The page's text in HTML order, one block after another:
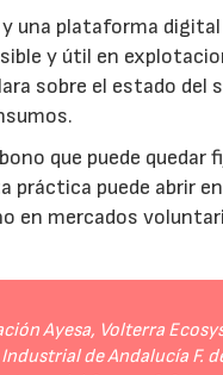
una plataforma
y útil en
sobre el estado del
que puede quedar
puede abrir
en mercados
Ayesa, Volterra
de Andalucía F.